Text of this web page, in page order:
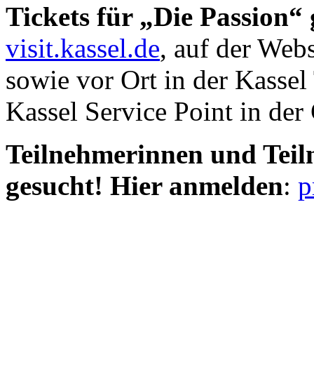
Tickets für „Die Passion“
visit.kassel.de, auf der
sowie vor Ort in der
Kassel Service Point in
Teilnehmerinnen und
gesucht! Hier anmelden: